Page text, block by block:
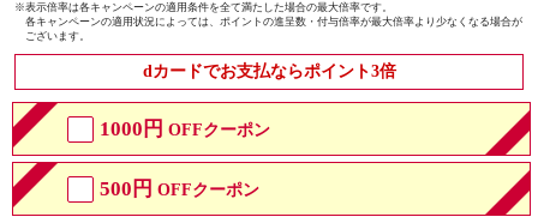
※表示倍率は各キャンペーンの適用条件を全て満たした場合の最大倍率です。
各キャンペーンの適用状況によっては、ポイントの進呈数・付与倍率が最大倍率より少なくなる場合が
ございます。
dカードでお支払ならポイント3倍
1000円 OFFクーポン
500円 OFFクーポン